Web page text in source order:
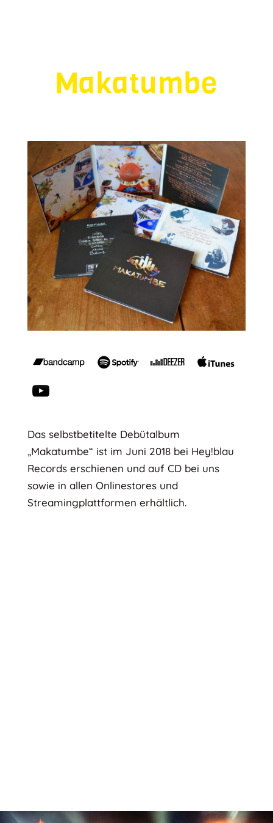
Makatumbe
Das selbstbetitelte Debütalbum
„Makatumbe“ ist im Juni 2018 bei Hey!blau
Records erschienen und auf CD bei uns
sowie in allen Onlinestores und
Streamingplattformen erhältlich.